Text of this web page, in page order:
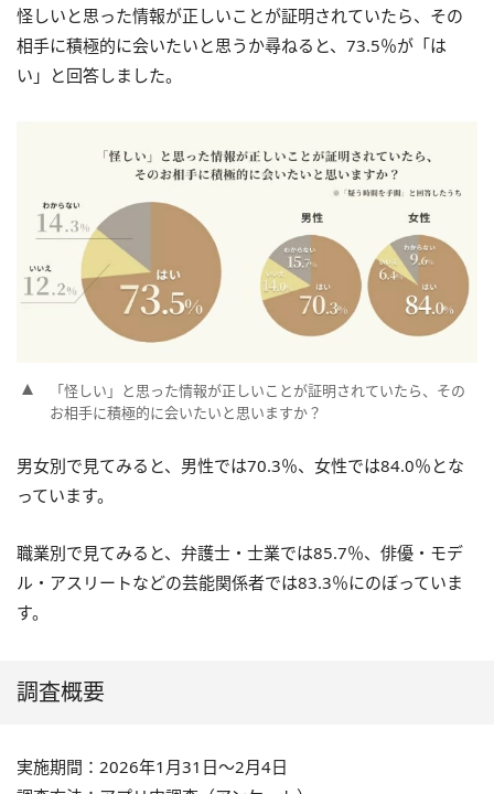
怪しいと思った情報が正しいことが証明されていたら、その
相手に積極的に会いたいと思うか尋ねると、73.5％が「は
い」と回答しました。
「怪しい」と思った情報が正しいことが証明されていたら、その
お相手に積極的に会いたいと思いますか？
男女別で見てみると、男性では70.3％、女性では84.0％とな
っています。
職業別で見てみると、弁護士・士業では85.7％、俳優・モデ
ル・アスリートなどの芸能関係者では83.3％にのぼっていま
す。
調査概要
実施期間：2026年1月31日～2月4日